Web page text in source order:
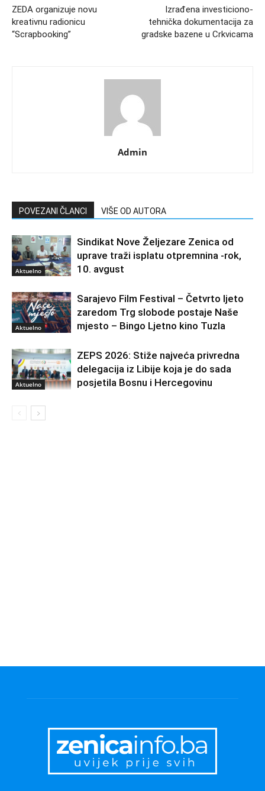
ZEDA organizuje novu
kreativnu radionicu
“Scrapbooking”
Izrađena investiciono-
tehnička dokumentacija za
gradske bazene u Crkvicama
Admin
POVEZANI ČLANCI VIŠE OD AUTORA
Aktuelno
Sindikat Nove Željezare Zenica od
uprave traži isplatu otpremnina -rok,
10. avgust
Aktuelno
Sarajevo Film Festival – Četvrto ljeto
zaredom Trg slobode postaje Naše
mjesto – Bingo Ljetno kino Tuzla
Aktuelno
ZEPS 2026: Stiže najveća privredna
delegacija iz Libije koja je do sada
posjetila Bosnu i Hercegovinu